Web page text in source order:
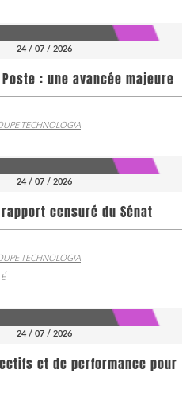
24 / 07 / 2026
: une avancée majeure
TECHNOLOGIA
24 / 07 / 2026
censuré du Sénat
TECHNOLOGIA
24 / 07 / 2026
et de performance pour